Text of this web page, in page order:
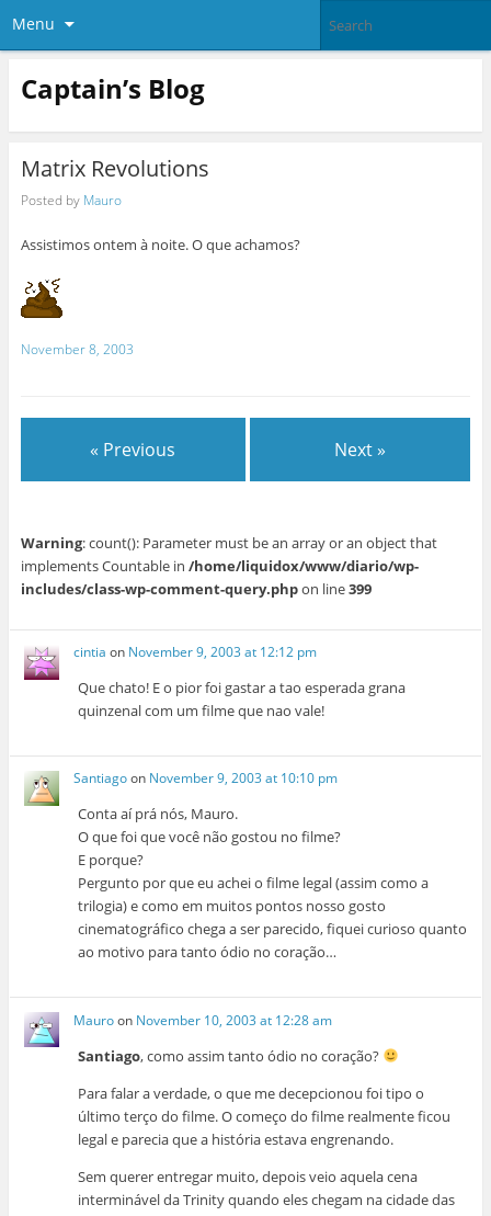
Menu
Captain’s Blog
Matrix Revolutions
Posted by Mauro
Assistimos ontem à noite. O que achamos?
November 8, 2003
« Previous Next »
Warning: count(): Parameter must be an array or an object that
implements Countable in /home/liquidox/www/diario/wp-
includes/class-wp-comment-query.phpon line399
cintia on November 9, 2003 at 12:12 pm
Que chato! E o pior foi gastar a tao esperada grana
quinzenal com um filme que nao vale!
Santiagoon November 9, 2003 at 10:10 pm
Conta aí prá nós, Mauro.
O que foi que você não gostou no filme?
E porque?
Pergunto por que eu achei o filme legal (assim como a
trilogia) e como em muitos pontos nosso gosto
cinematográfico chega a ser parecido, fiquei curioso quanto
ao motivo para tanto ódio no coração…
Mauroon November 10, 2003 at 12:28 am
Santiago, como assim tanto ódio no coração?
Para falar a verdade, o que me decepcionou foi tipo o
último terço do filme. O começo do filme realmente ficou
legal e parecia que a história estava engrenando.
Sem querer entregar muito, depois veio aquela cena
interminável da Trinity quando eles chegam na cidade das